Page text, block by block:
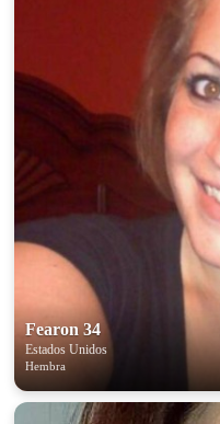
Fearon 34
Estados Unidos
Hembra